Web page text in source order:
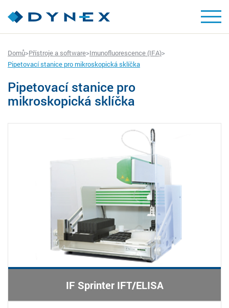
Domů>Přístroje a software>Imunofluorescence (IFA)>
Pipetovací stanice pro mikroskopická sklíčka
Pipetovací stanice pro
mikroskopická sklíčka
IF Sprinter IFT/ELISA